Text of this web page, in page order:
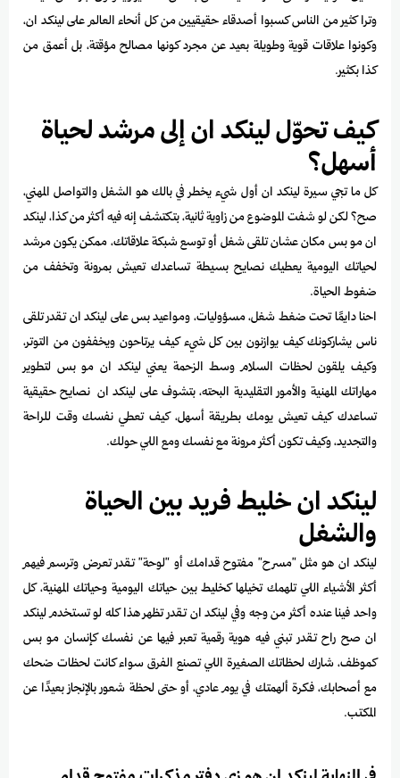
وترا كثير من الناس كسبوا أصدقاء حقيقيين من كل أنحاء العالم على لينكد ان،
وكونوا علاقات قوية وطويلة بعيد عن مجرد كونها مصالح مؤقتة، بل أعمق من
كذا بكثير.
كيف تحوّل لينكد ان إلى مرشد لحياة
أسهل؟
كل ما تجي سيرة لينكد ان أول شيء يخطر في بالك هو الشغل والتواصل المهني،
صح؟ لكن لو شفت الموضوع من زاوية ثانية، بتكتشف إنه فيه أكثر من كذا، لينكد
ان مو بس مكان عشان تلقى شغل أو توسع شبكة علاقاتك، ممكن يكون مرشد
لحياتك اليومية يعطيك نصايح بسيطة تساعدك تعيش بمرونة وتخفف من
ضغوط الحياة.
احنا دايمًا تحت ضغط شغل، مسؤوليات، ومواعيد بس على لينكد ان تقدر تلقى
ناس يشاركونك كيف يوازنون بين كل شيء كيف يرتاحون ويخففون من التوتر،
وكيف يلقون لحظات السلام وسط الزحمة يعني لينكد ان مو بس لتطوير
مهاراتك المهنية والأمور التقليدية البحته، بتشوف على لينكد ان نصايح حقيقية
تساعدك كيف تعيش يومك بطريقة أسهل، كيف تعطي نفسك وقت للراحة
والتجديد، وكيف تكون أكثر مرونة مع نفسك ومع اللي حولك.
لينكد ان خليط فريد بين الحياة
والشغل
لينكد ان هو مثل "مسرح" مفتوح قدامك أو "لوحة" تقدر تعرض وترسم فيهم
أكثر الأشياء اللي تلهمك تخيلها كخليط بين حياتك اليومية وحياتك المهنية، كل
واحد فينا عنده أكثر من وجه وفي لينكد ان تقدر تظهر هذا كله لو تستخدم لينكد
ان صح راح تقدر تبني فيه هوية رقمية تعبر فيها عن نفسك كإنسان مو بس
كموظف، شارك لحظاتك الصغيرة اللي تصنع الفرق سواء كانت لحظات ضحك
مع أصحابك، فكرة ألهمتك في يوم عادي، أو حتى لحظة شعور بالإنجاز بعيدًا عن
المكتب.